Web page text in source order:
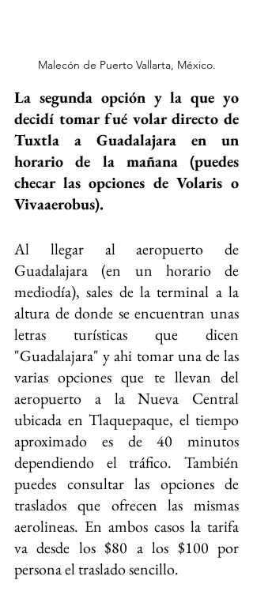
Malecón de Puerto Vallarta, México.
La segunda opción y la que yo
decidí tomar fué volar directo de
Tuxtla a Guadalajara en un
horario de la mañana (puedes
checar las opciones de Volaris o
Vivaaerobus).
Al llegar al aeropuerto de
Guadalajara (en un horario de
mediodía), sales de la terminal a la
altura de donde se encuentran unas
letras turísticas que dicen
"Guadalajara" y ahi tomar una de las
varias opciones que te llevan del
aeropuerto a la Nueva Central
ubicada en Tlaquepaque, el tiempo
aproximado es de 40 minutos
dependiendo el tráfico. También
puedes consultar las opciones de
traslados que ofrecen las mismas
aerolineas. En ambos casos la tarifa
va desde los $80 a los $100 por
persona el traslado sencillo.